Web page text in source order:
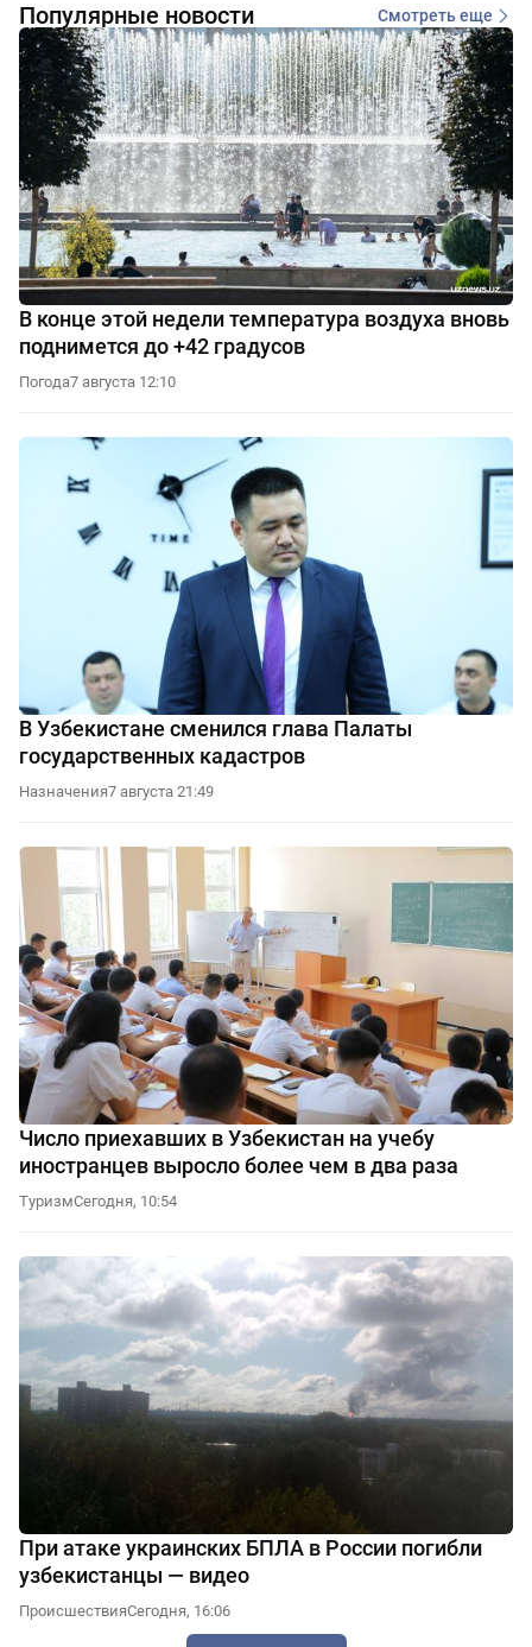
Популярные новости Смотреть еще
В конце этой недели температура воздуха вновь
поднимется до +42 градусов
Погода7 августа 12:10
В Узбекистане сменился глава Палаты
государственных кадастров
Назначения7 августа 21:49
Число приехавших в Узбекистан на учебу
иностранцев выросло более чем в два раза
ТуризмСегодня, 10:54
При атаке украинских БПЛА в России погибли
узбекистанцы — видео
ПроисшествияСегодня, 16:06